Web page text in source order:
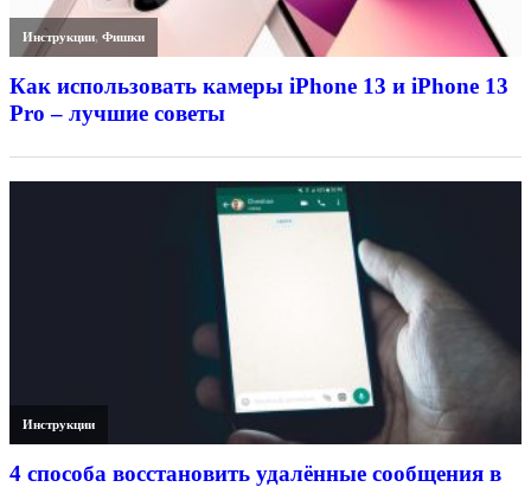
Инструкции,Фишки
Как использовать камеры iPhone 13 и iPhone 13
Pro – лучшие советы
Инструкции
4 способа восстановить удалённые сообщения в